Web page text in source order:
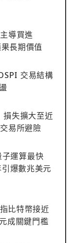
導買進
長期價值
交易結構
失擴大至近
易所避險
運算最快
爆數兆美元
比特幣接近
成關鍵門檻